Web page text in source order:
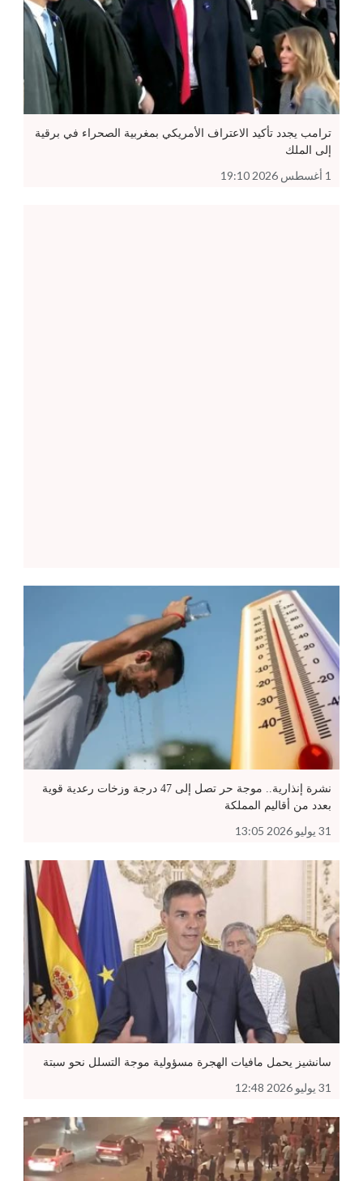
ترامب يجدد تأكيد الاعتراف الأمريكي بمغربية الصحراء في برقية
إلى الملك
1 أغسطس 2026 19:10
نشرة إنذارية.. موجة حر تصل إلى 47 درجة وزخات رعدية قوية
بعدد من أقاليم المملكة
31 يوليو 2026 13:05
سانشيز يحمل مافيات الهجرة مسؤولية موجة التسلل نحو سبتة
31 يوليو 2026 12:48